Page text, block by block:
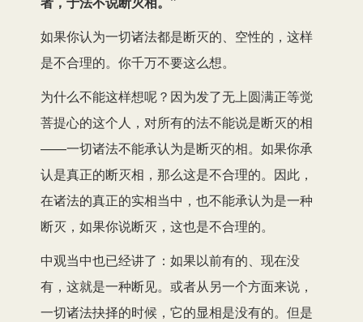
如果你认为一切诸法都是断灭的、空性的，这样
是不合理的。你千万不要这么想。
为什么不能这样想呢？因为发了无上圆满正等觉
菩提心的这个人，对所有的法不能说是断灭的相
——一切诸法不能承认为是断灭的相。如果你承
认是真正的断灭相，那么这是不合理的。因此，
在诸法的真正的实相当中，也不能承认为是一种
断灭，如果你说断灭，这也是不合理的。
中观当中也已经讲了：如果以前有的、现在没
有，这就是一种断见。或者从另一个方面来说，
一切诸法抉择的时候，它的显相是没有的。但是